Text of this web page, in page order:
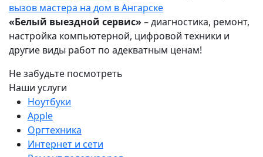
вызов мастера на дом в Ангарске
«Белый выездной сервис» – диагностика, ремонт,
настройка компьютерной, цифровой техники и
другие виды работ по адекватным ценам!
Не забудьте посмотреть
Наши услуги
Ноутбуки
Apple
Оргтехника
Интернет и сети